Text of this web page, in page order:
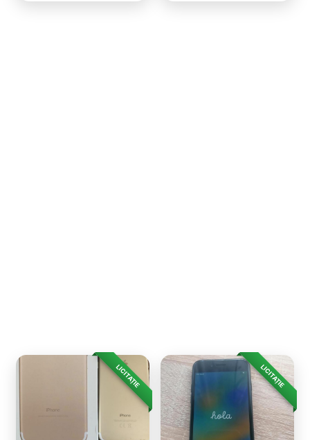
LICITAȚIE LICITAȚIE